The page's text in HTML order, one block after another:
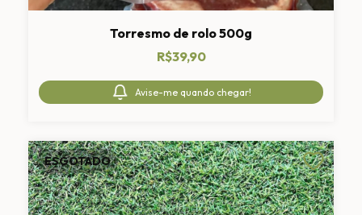
Torresmo de rolo 500g
R$39,90
Avise-me quando chegar!
ESGOTADO